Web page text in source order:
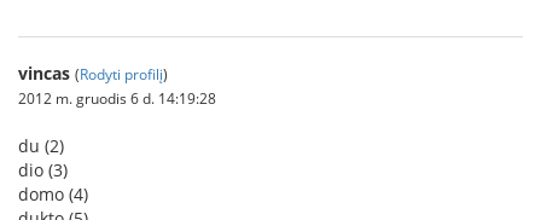
vincas (Rodyti profilį)
2012 m. gruodis 6 d. 14:19:28
du (2)
dio (3)
domo (4)